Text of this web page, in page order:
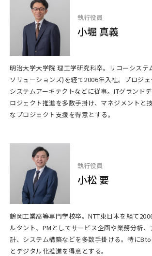
執行役員
小堀 真義
明治大学大学院 理工学研究科卒。リコーシステ
ソリューションズ)を経て2006年入社。プロジェ
システムアーキテクトなどに従事。ITグランド
ロジェクト推進を多数手掛け、マネジメントと
なプロジェクト支援を得意とする。
執行役員
小松 要
鶴岡工業高等専門学校卒。NTT東日本を経て
ルタント、PMとしてサービス企画や業務分析
計、システム構築などを多数手掛ける。特に
とデジタル化推進を得意とする。